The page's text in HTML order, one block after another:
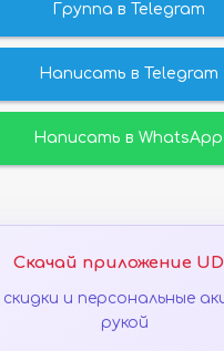
Группа в Telegram
Написать в Telegram
Написать в WhatsApp
Скачай приложение
скидки и персональные
рукой